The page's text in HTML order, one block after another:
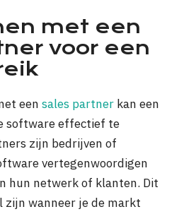
met een
voor een
een sales partner kan een
software effectief te
zijn bedrijven of
vertegenwoordigen
hun netwerk of klanten. Dit
zijn wanneer je de markt